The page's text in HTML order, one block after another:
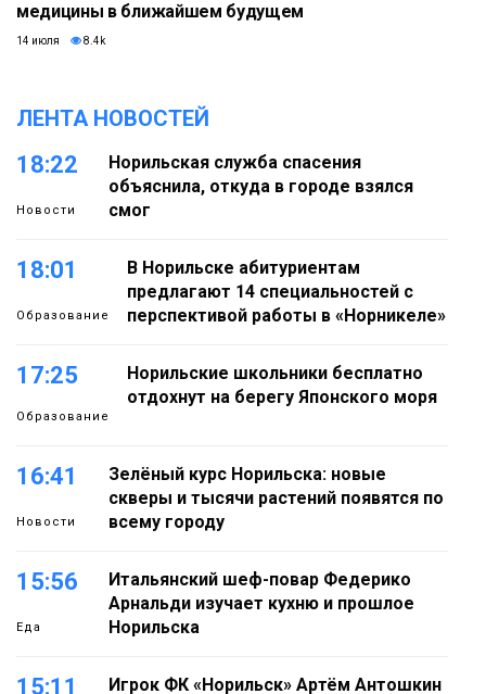
медицины в ближайшем будущем
14 июля 8.4k
ЛЕНТА НОВОСТЕЙ
18:22
Новости
Норильская служба спасения
объяснила, откуда в городе взялся
смог
18:01
Образование
В Норильске абитуриентам
предлагают 14 специальностей с
перспективой работы в «Норникеле»
17:25
Образование
Норильские школьники бесплатно
отдохнут на берегу Японского моря
16:41
Новости
Зелёный курс Норильска: новые
скверы и тысячи растений появятся по
всему городу
15:56
Еда
Итальянский шеф-повар Федерико
Арнальди изучает кухню и прошлое
Норильска
15:11
Игрок ФК «Норильск» Артём Антошкин